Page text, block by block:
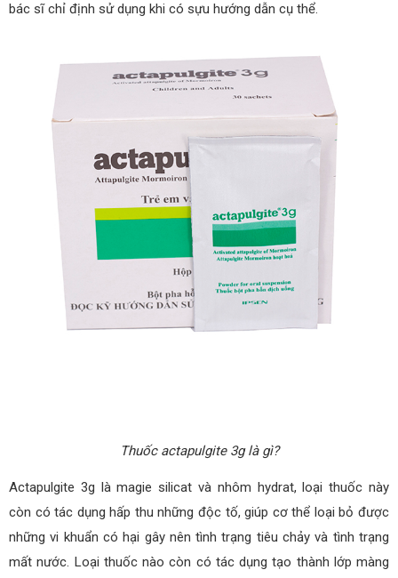
bác sĩ chỉ định sử dụng khi có sựu hướng dẫn cụ thể.
Thuốc actapulgite 3g là gì?
Actapulgite 3g là magie silicat và nhôm hydrat, loại thuốc này
còn có tác dụng hấp thu những độc tố, giúp cơ thể loại bỏ được
những vi khuẩn có hại gây nên tình trạng tiêu chảy và tình trạng
mất nước. Loại thuốc nào còn có tác dụng tạo thành lớp màng